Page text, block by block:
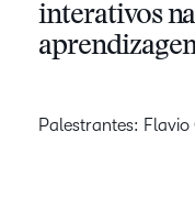
interativos
Palestrantes: